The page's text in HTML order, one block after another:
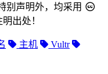
别声明外，均采用
出处！
主机
Vultr